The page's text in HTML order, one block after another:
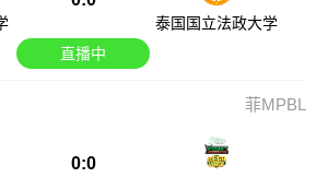
泰国国立法政大学
直播中
菲MPBL
0:0